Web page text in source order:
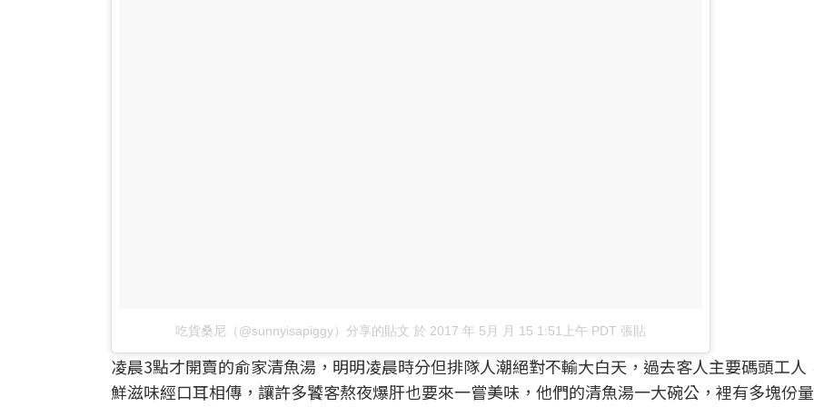
吃貨桑尼（@sunnyisapiggy）分享的貼文 於 2017 年 5月 月 15 1:51上午 PDT 張貼
凌晨3點才開賣的俞家清魚湯，明明凌晨時分但排隊人潮絕對不輸大白天，過去客人主要碼頭工人
鮮滋味經口耳相傳，讓許多饕客熬夜爆肝也要來一嘗美味，他們的清魚湯一大碗公，裡有多塊份